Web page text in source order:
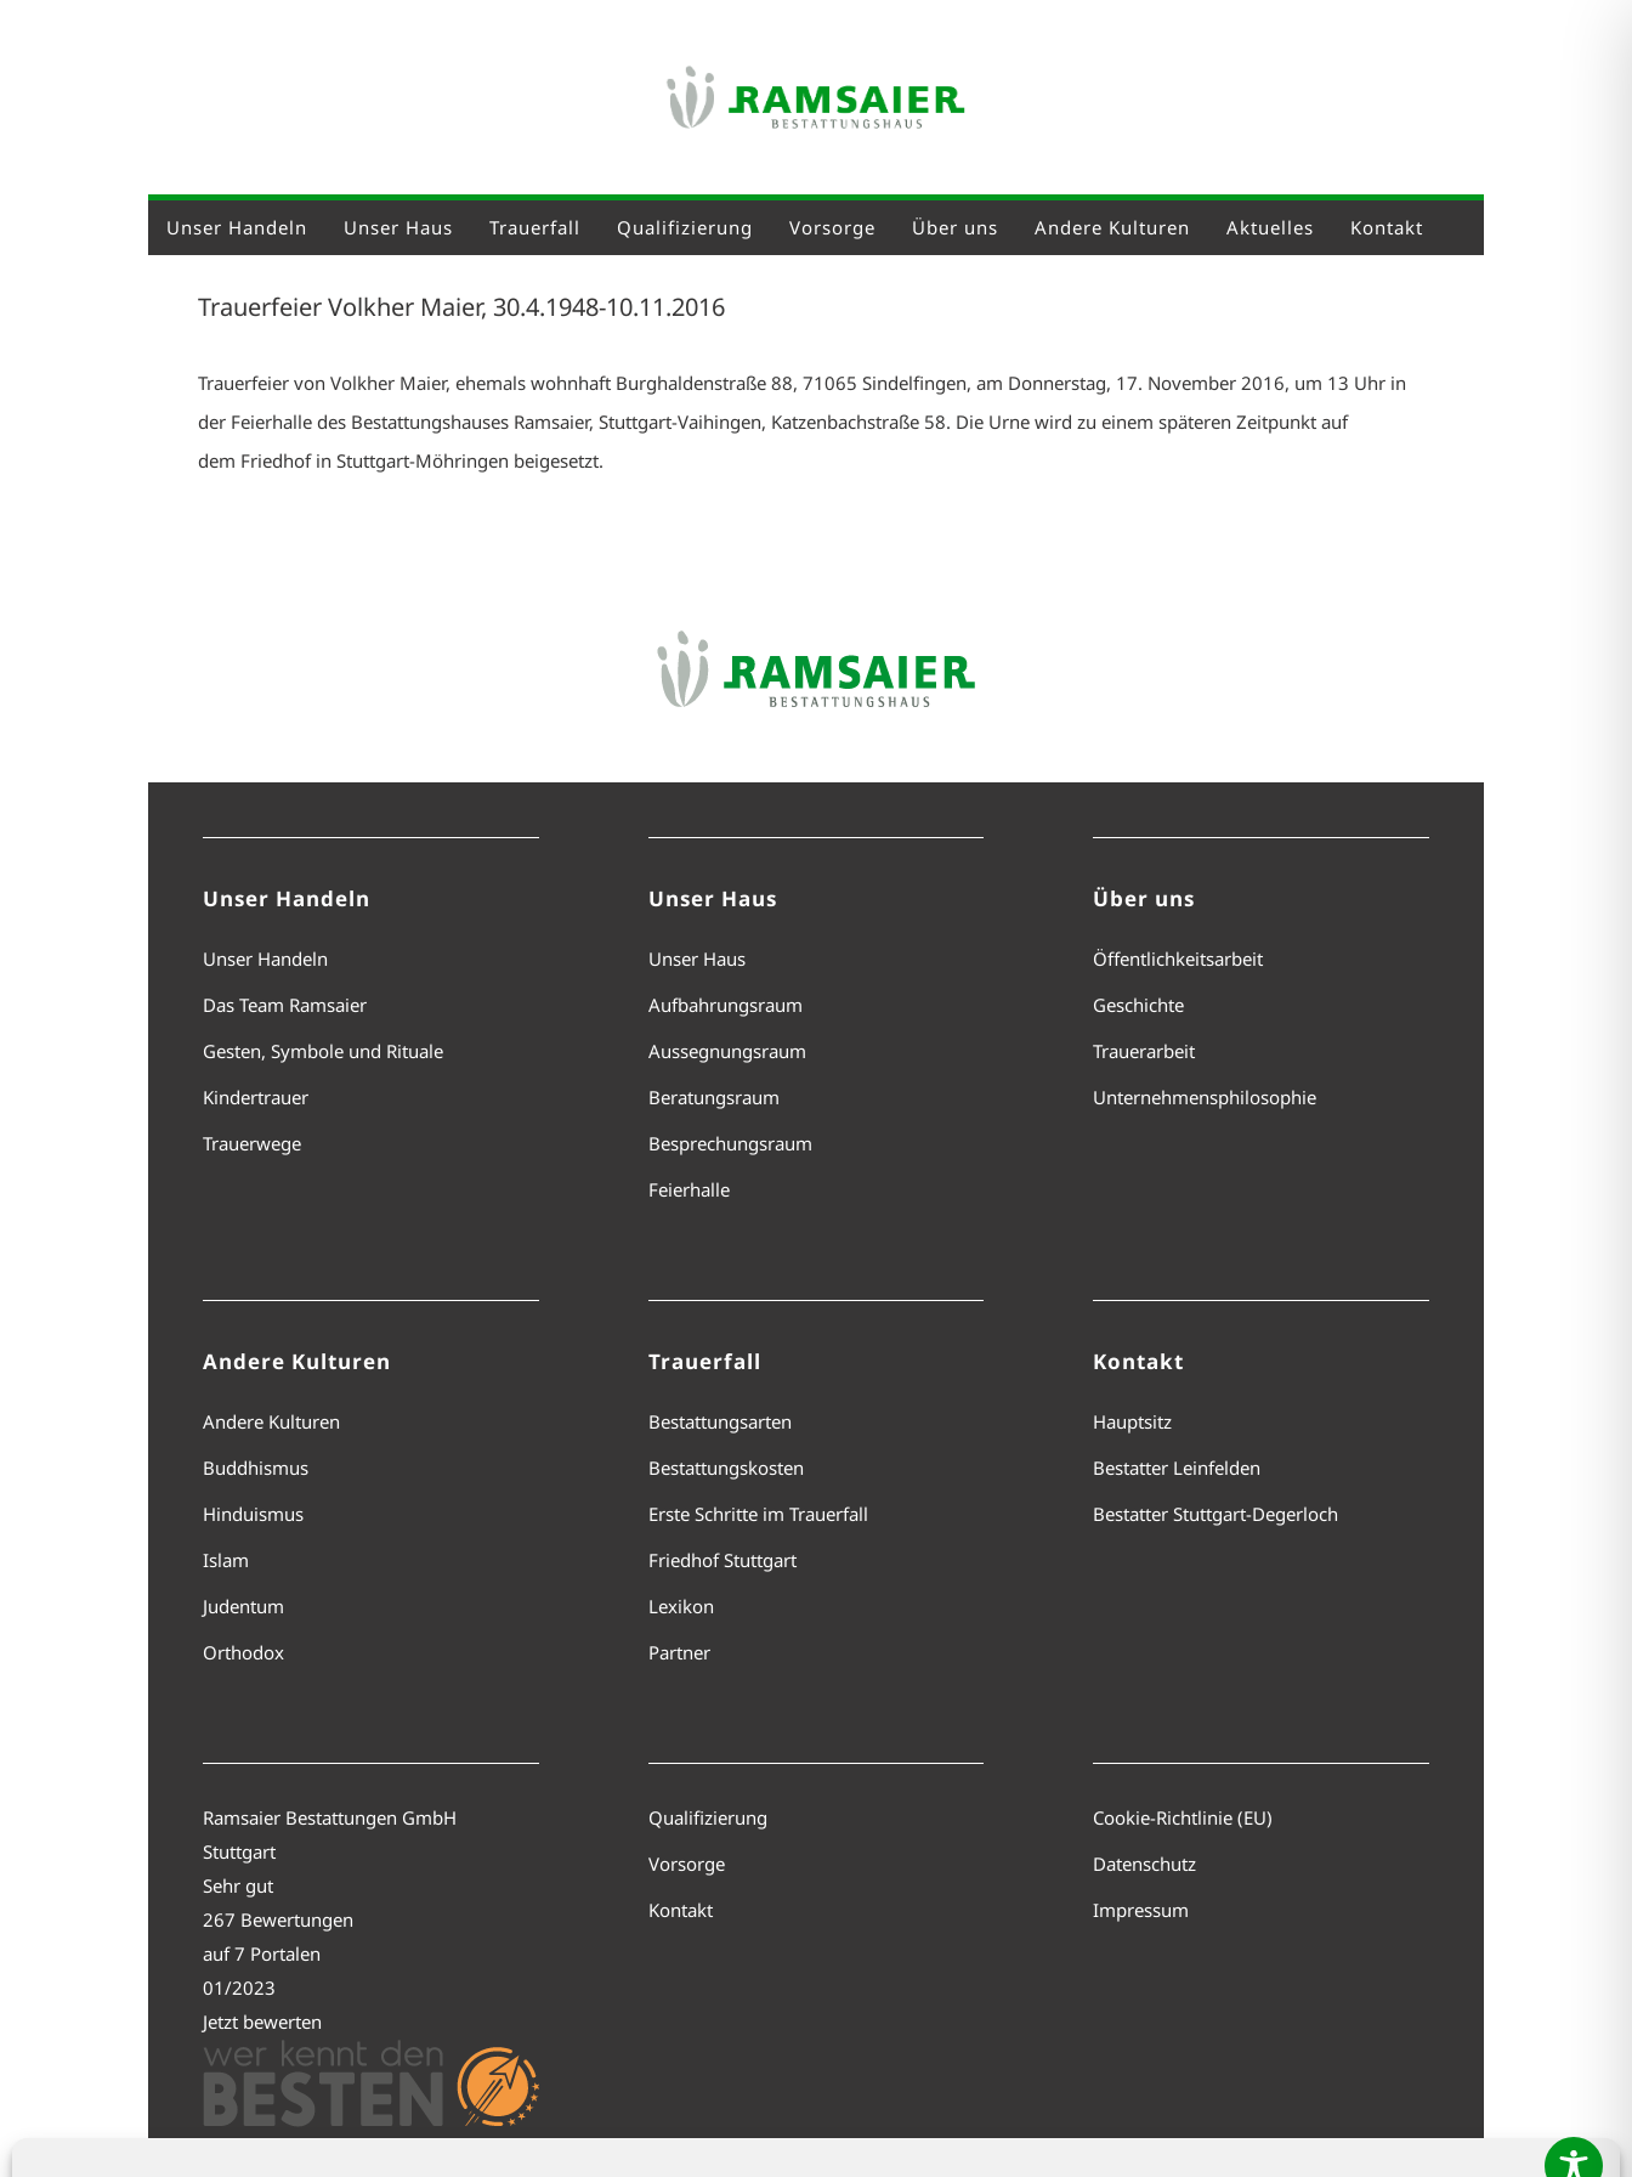
Unser Handeln Unser Haus Trauerfall Qualifizierung Vorsorge Über uns Andere Kulturen Aktuelles Kontakt
Trauerfeier Volkher Maier, 30.4.1948-10.11.2016
Trauerfeier von Volkher Maier, ehemals wohnhaft Burghaldenstraße 88, 71065 Sindelfingen, am Donnerstag, 17. November 2016, um 13 Uhr in
der Feierhalle des Bestattungshauses Ramsaier, Stuttgart-Vaihingen, Katzenbachstraße 58. Die Urne wird zu einem späteren Zeitpunkt auf
dem Friedhof in Stuttgart-Möhringen beigesetzt.
Unser Handeln
Unser Handeln
Das Team Ramsaier
Gesten, Symbole und Rituale
Kindertrauer
Trauerwege
Andere Kulturen
Andere Kulturen
Buddhismus
Hinduismus
Islam
Judentum
Orthodox
Ramsaier Bestattungen GmbH
Stuttgart
Sehr gut
267 Bewertungen
auf 7 Portalen
01/2023
Jetzt bewerten
Unser Haus
Unser Haus
Aufbahrungsraum
Aussegnungsraum
Beratungsraum
Besprechungsraum
Feierhalle
Trauerfall
Bestattungsarten
Bestattungskosten
Erste Schritte im Trauerfall
Friedhof Stuttgart
Lexikon
Partner
Qualifizierung
Vorsorge
Kontakt
Über uns
Öffentlichkeitsarbeit
Geschichte
Trauerarbeit
Unternehmensphilosophie
Kontakt
Hauptsitz
Bestatter Leinfelden
Bestatter Stuttgart-Degerloch
Cookie-Richtlinie (EU)
Datenschutz
Impressum